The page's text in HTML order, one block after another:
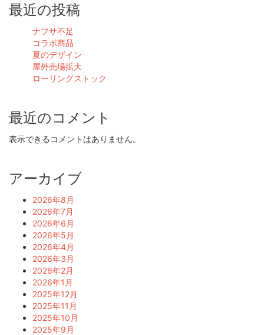
最近の投稿
ナフサ不足
コラボ商品
夏のデザイン
屋外売場拡大
ローリングストック
最近のコメント
表示できるコメントはありません。
アーカイブ
2026年8月
2026年7月
2026年6月
2026年5月
2026年4月
2026年3月
2026年2月
2026年1月
2025年12月
2025年11月
2025年10月
2025年9月